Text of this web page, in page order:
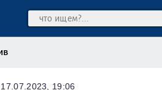
17.07.2023, 19:06